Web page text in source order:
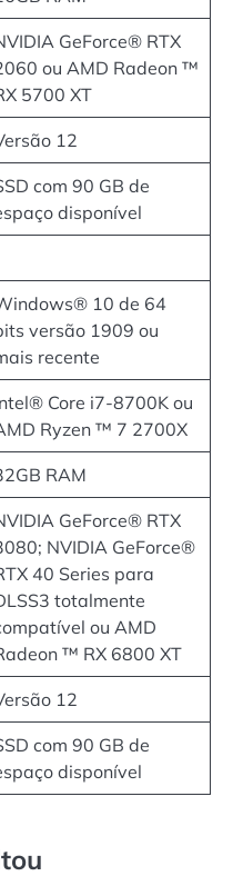
GeForce® RTX
ou AMD Radeon ™
5700 XT
12
com 90 GB de
disponível
10 de 64
versão 1909 ou
recente
Core i7-8700K ou
Ryzen ™ 7 2700X
RAM
GeForce® RTX
NVIDIA GeForce®
40 Series para
totalmente
ou AMD
™ RX 6800 XT
12
com 90 GB de
disponível